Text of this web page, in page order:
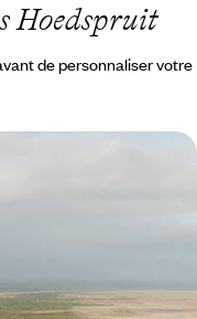
Hoedspruit
de personnaliser votre